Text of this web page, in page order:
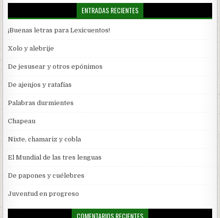
ENTRADAS RECIENTES
¡Buenas letras para Lexicuentos!
Xolo y alebrije
De jesusear y otros epónimos
De ajenjos y ratafías
Palabras durmientes
Chapeau
Nixte, chamariz y cobla
El Mundial de las tres lenguas
De papones y cuélebres
Juventud en progreso
COMENTARIOS RECIENTES